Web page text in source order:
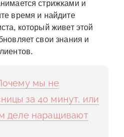
стрижками и
время и найдите
который живет этой
свои знания и
мы не
за 40 минут, или
деле наращивают